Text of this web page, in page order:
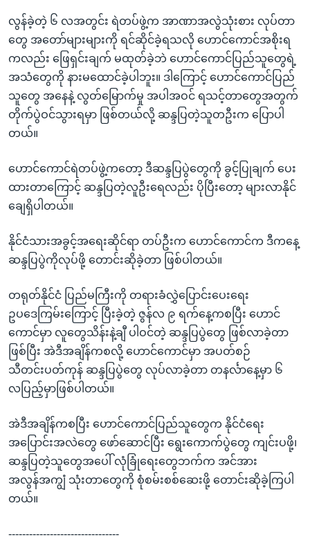
လွန်ခဲ့တဲ့ ၆ လအတွင်း ရဲတပ်ဖွဲ့က အာဏာအလွဲသုံးစား လုပ်တာ
တွေ အတော်များများကို ရင်ဆိုင်ခဲ့ရသလို ဟောင်ကောင်အစိုးရ
ကလည်း ဖြေရှင်းချက် မထုတ်ခဲ့ဘဲ ဟောင်ကောင်ပြည်သူတွေရဲ့
အသံတွေကို နားမထောင်ခဲ့ပါဘူး။ ဒါကြောင့် ဟောင်ကောင်ပြည်
သူတွေ အနေနဲ့ လွတ်မြောက်မှု အပါအဝင် ရသင့်တာတွေအတွက်
တိုက်ပွဲဝင်သွားရမှာ ဖြစ်တယ်လို့ ဆန္ဒပြတဲ့သူတဦးက ပြောပါ
တယ်။
ဟောင်ကောင်ရဲတပ်ဖွဲ့ကတော့ ဒီဆန္ဒပြပွဲတွေကို ခွင့်ပြုချက် ပေး
ထားတာကြောင့် ဆန္ဒပြတဲ့လူဦးရေလည်း ပိုပြီးတော့ များလာနိုင်
ချေရှိပါတယ်။
နိုင်ငံသားအခွင့်အရေးဆိုင်ရာ တပ်ဦးက ဟောင်ကောင်က ဒီကနေ့
ဆန္ဒပြပွဲကိုလုပ်ဖို့ တောင်းဆိုခဲ့တာ ဖြစ်ပါတယ်။
တရုတ်နိုင်ငံ ပြည်မကြီးကို တရားခံလွှဲပြောင်းပေးရေး
ဥပဒေကြမ်းကြောင့် ပြီးခဲ့တဲ့ ဇွန်လ ၉ ရက်နေ့ကစပြီး ဟောင်
ကောင်မှာ လူတွေသိန်းနဲ့ချီ ပါဝင်တဲ့ ဆန္ဒပြပွဲတွေ ဖြစ်လာခဲ့တာ
ဖြစ်ပြီး အဲဒီအချိန်ကစလို့ ဟောင်ကောင်မှာ အပတ်စဉ်
သီတင်းပတ်ကုန် ဆန္ဒပြပွဲတွေ လုပ်လာခဲ့တာ တနင်္လာနေ့မှာ ၆
လပြည့်မှာဖြစ်ပါတယ်။
အဲဒီအချိန်ကစပြီး ဟောင်ကောင်ပြည်သူတွေက နိုင်ငံရေး
အပြောင်းအလဲတွေ ဖော်ဆောင်ပြီး ရွေးကောက်ပွဲတွေ ကျင်းပဖို့၊
ဆန္ဒပြတဲ့သူတွေအပေါ် လုံခြုံရေးတွေဘက်က အင်အား
အလွန်အကျွံ သုံးတာတွေကို စုံစမ်းစစ်ဆေးဖို့ တောင်းဆိုခဲ့ကြပါ
တယ်။
--------------------------------